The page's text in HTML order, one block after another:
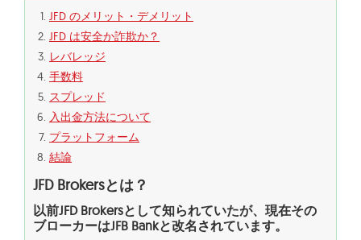
JFD のメリット・デメリット
JFD は安全か詐欺か？
レバレッジ
手数料
スプレッド
入出金方法について
プラットフォーム
結論
JFD Brokersとは？
以前JFD Brokersとして知られていたが、現在その
ブローカーはJFB Bankと改名されています。